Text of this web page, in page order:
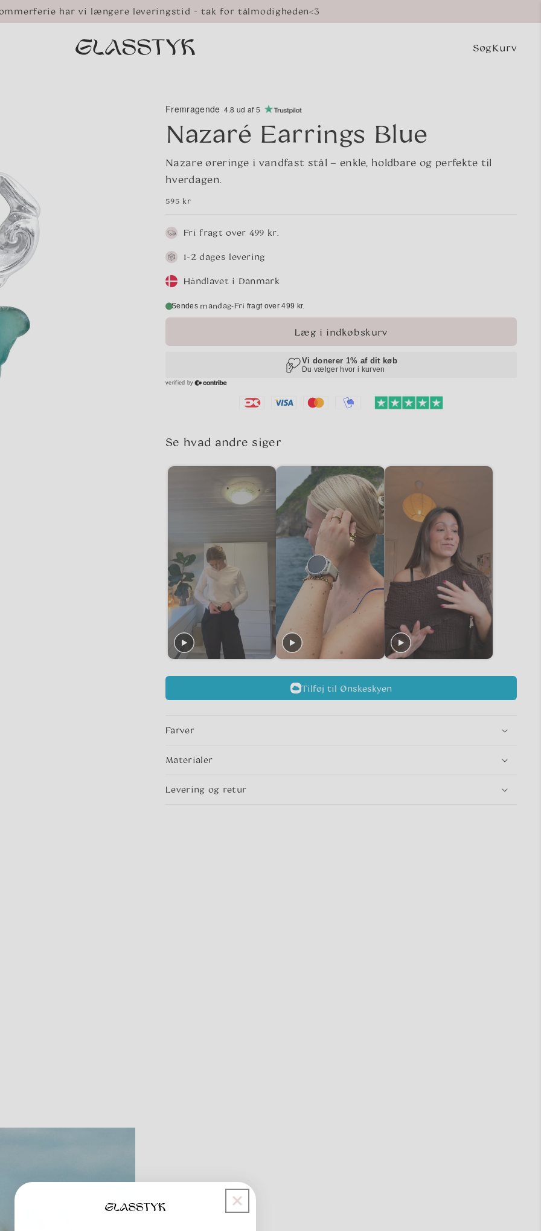
har vi længere leveringstid - tak for tålmodigheden<3
SøgKurv
Fremragende 4.8 ud af 5
Nazaré Earrings Blue
Nazare øreringe i vandfast stål – enkle, holdbare og perfekte til
hverdagen.
Normalpris
595 kr
Fri fragt over 499 kr.
1-2 dages levering
Håndlavet i Danmark
Sendes mandag-Fri fragt over 499 kr.
Læg i indkøbskurv
Se hvad andre siger
Tilføj til Ønskeskyen
Farver
Materialer
Levering og retur